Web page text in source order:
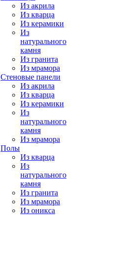
Из акрила
Из кварца
Из керамики
Из
натурального
камня
Из гранита
Из мрамора
Стеновые панели
Из акрила
Из кварца
Из керамики
Из
натурального
камня
Из мрамора
Полы
Из кварца
Из
натурального
камня
Из гранита
Из мрамора
Из оникса